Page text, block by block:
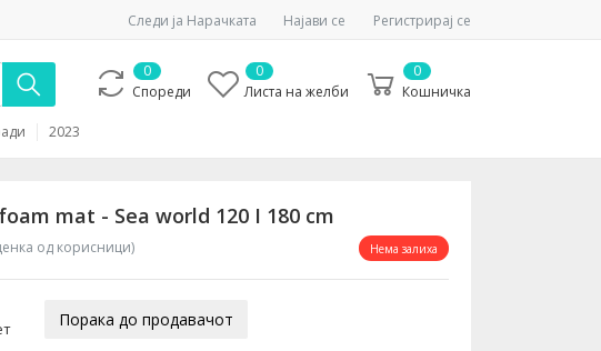
Следи ја Нарачката Најави се Регистрирај се
Спореди
0
Листа на желби
0
Кошничка
0
2023
mat - Sea world 120 I 180 cm
од корисници) Нема залиха
Порака до продавачот